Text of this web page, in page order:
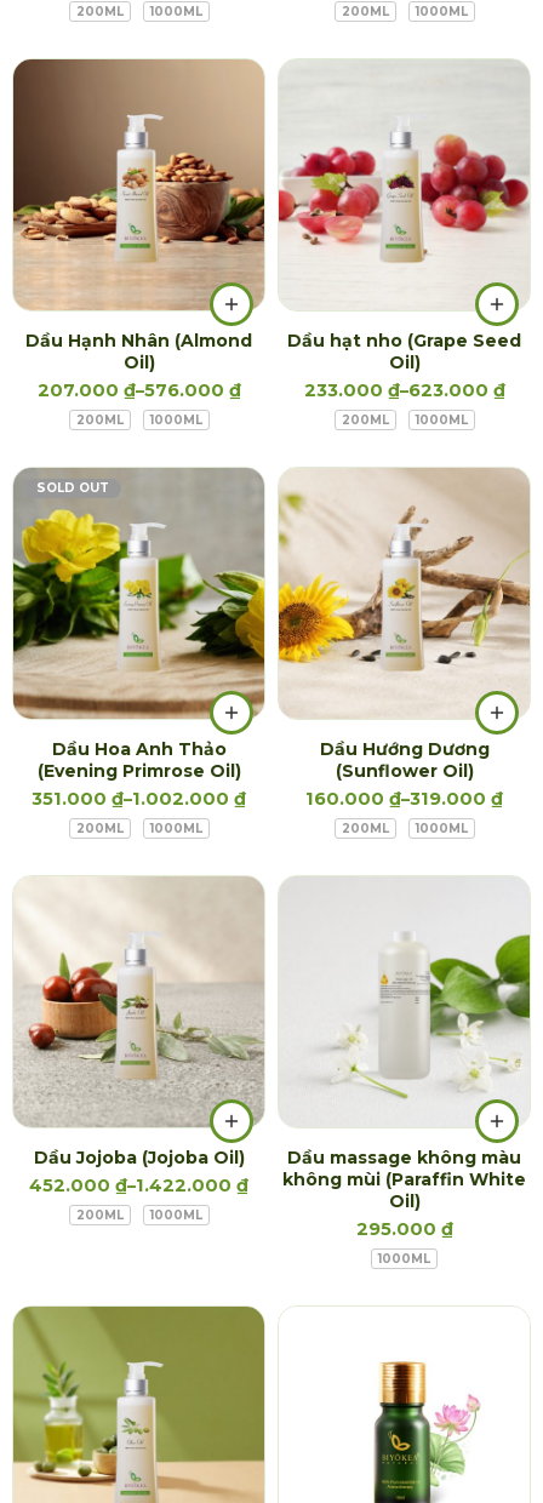
200ML 1000ML 200ML 1000ML
Dầu Hạnh Nhân (Almond
Oil)
207.000 ₫–576.000 ₫
200ML 1000ML
Dầu hạt nho (Grape Seed
Oil)
233.000 ₫–623.000 ₫
200ML 1000ML
SOLD OUT
Dầu Hoa Anh Thảo
(Evening Primrose Oil)
351.000 ₫–1.002.000 ₫
200ML 1000ML
Dầu Hướng Dương
(Sunflower Oil)
160.000 ₫–319.000 ₫
200ML 1000ML
Dầu Jojoba (Jojoba Oil)
452.000 ₫–1.422.000 ₫
200ML 1000ML
Dầu massage không màu
không mùi (Paraffin White
Oil)
295.000 ₫
1000ML